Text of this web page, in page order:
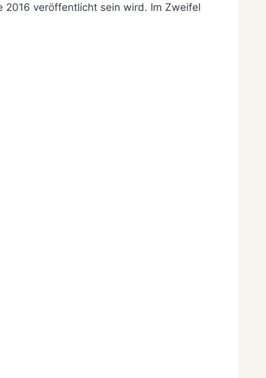
2016 veröffentlicht sein wird. Im Zweifel